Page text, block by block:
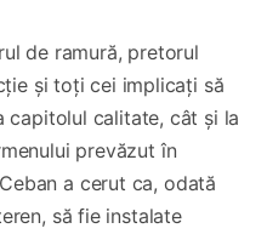
de ramură, pretorul
și toți cei implicați să
capitolul calitate, cât și la
prevăzut în
a cerut ca, odată
să fie instalate